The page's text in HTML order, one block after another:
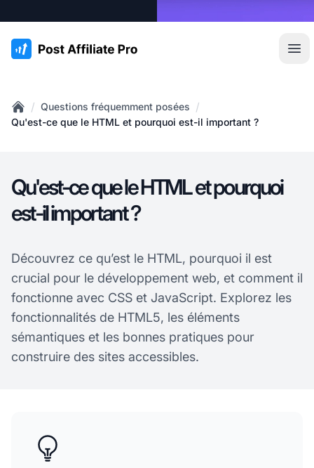
:site.title
Home
/ Questions fréquemment posées /
Qu'est-ce que le HTML et pourquoi est-il important ?
Qu'est-ce que le HTML et pourquoi
est-il important ?
Découvrez ce qu’est le HTML, pourquoi il est
crucial pour le développement web, et comment il
fonctionne avec CSS et JavaScript. Explorez les
fonctionnalités de HTML5, les éléments
sémantiques et les bonnes pratiques pour
construire des sites accessibles.